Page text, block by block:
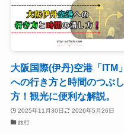
大阪国際(伊丹)空港「ITM」
への行き方と時間のつぶし
方！観光に便利な解説。
2025年11月30日
2026年5月26日
旅行